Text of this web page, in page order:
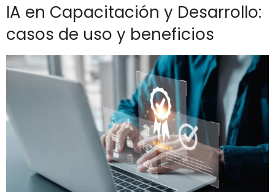
IA en Capacitación y Desarrollo:
casos de uso y beneficios